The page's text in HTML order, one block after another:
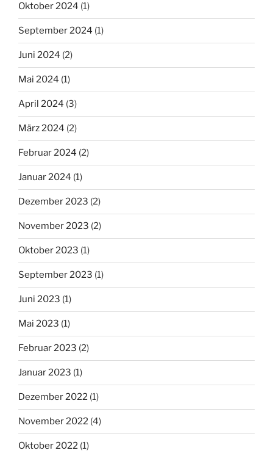
Oktober 2024 (1)
September 2024 (1)
Juni 2024 (2)
Mai 2024 (1)
April 2024 (3)
März 2024 (2)
Februar 2024 (2)
Januar 2024 (1)
Dezember 2023 (2)
November 2023 (2)
Oktober 2023 (1)
September 2023 (1)
Juni 2023 (1)
Mai 2023 (1)
Februar 2023 (2)
Januar 2023 (1)
Dezember 2022 (1)
November 2022 (4)
Oktober 2022 (1)